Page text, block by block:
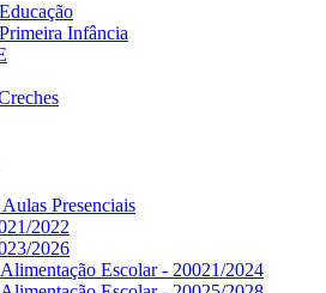
Infância
Presenciais
2022
2026
Escolar - 20021/2024